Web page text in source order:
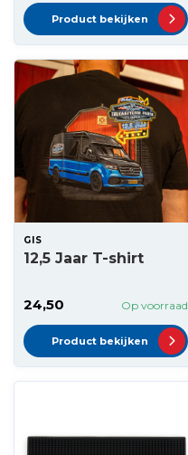
Product bekijken
GIS
12,5 Jaar T-shirt
24,50 Op voorraad
Product bekijken